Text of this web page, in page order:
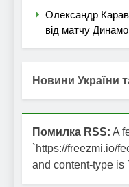
Олександр
від матчу
Новини України
Помилка RSS: A
`https://freezmi.io/
and content-type is